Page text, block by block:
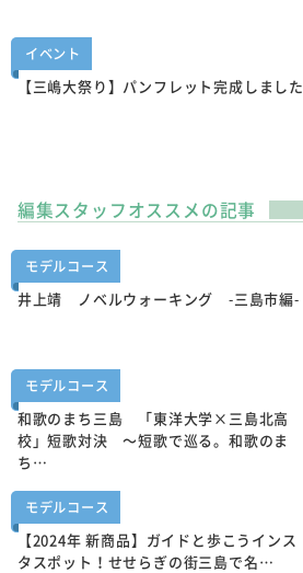
イベント
【三嶋大祭り】パンフレット完成しました
編集スタッフオススメの記事
モデルコース
井上靖 ノベルウォーキング -三島市編-
モデルコース
和歌のまち三島 「東洋大学×三島北高
校」短歌対決 ～短歌で巡る。和歌のま
ち…
モデルコース
【2024年 新商品】ガイドと歩こうインス
タスポット！せせらぎの街三島で名…